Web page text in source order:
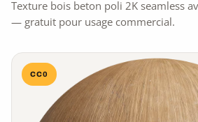
Texture bois beton poli 2K seamless
— gratuit pour usage commercial.
CC0